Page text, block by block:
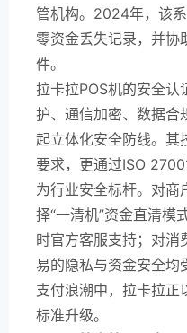
管机构。2024年，该
零资金丢失记录，并协
件。
拉卡拉POS机的安全认
护、通信加密、数据合
起立体化安全防线。其
要求，更通过ISO
为行业安全标杆。对商
择“一清机”资金直清
时官方客服支持；对消
易的隐私与资金安全均
支付浪潮中，拉卡拉正
标准升级。